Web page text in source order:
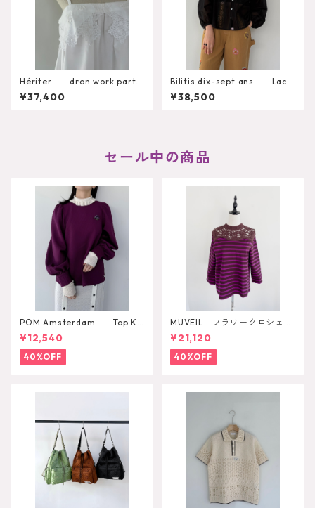
Hériter dron work parts
camisole H0-00-3092
¥37,400
Bilitis dix-sept ans Lace
+Tuck Blouse 2911-959
¥38,500
セール中の商品
POM Amsterdam Top Ka
e Pulm
¥12,540
40%OFF
MUVEIL フラワークロシェカ
ットソー
¥21,120
40%OFF